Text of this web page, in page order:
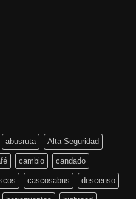
abusruta Alta Seguridad
cambio candado
cascosabus descenso